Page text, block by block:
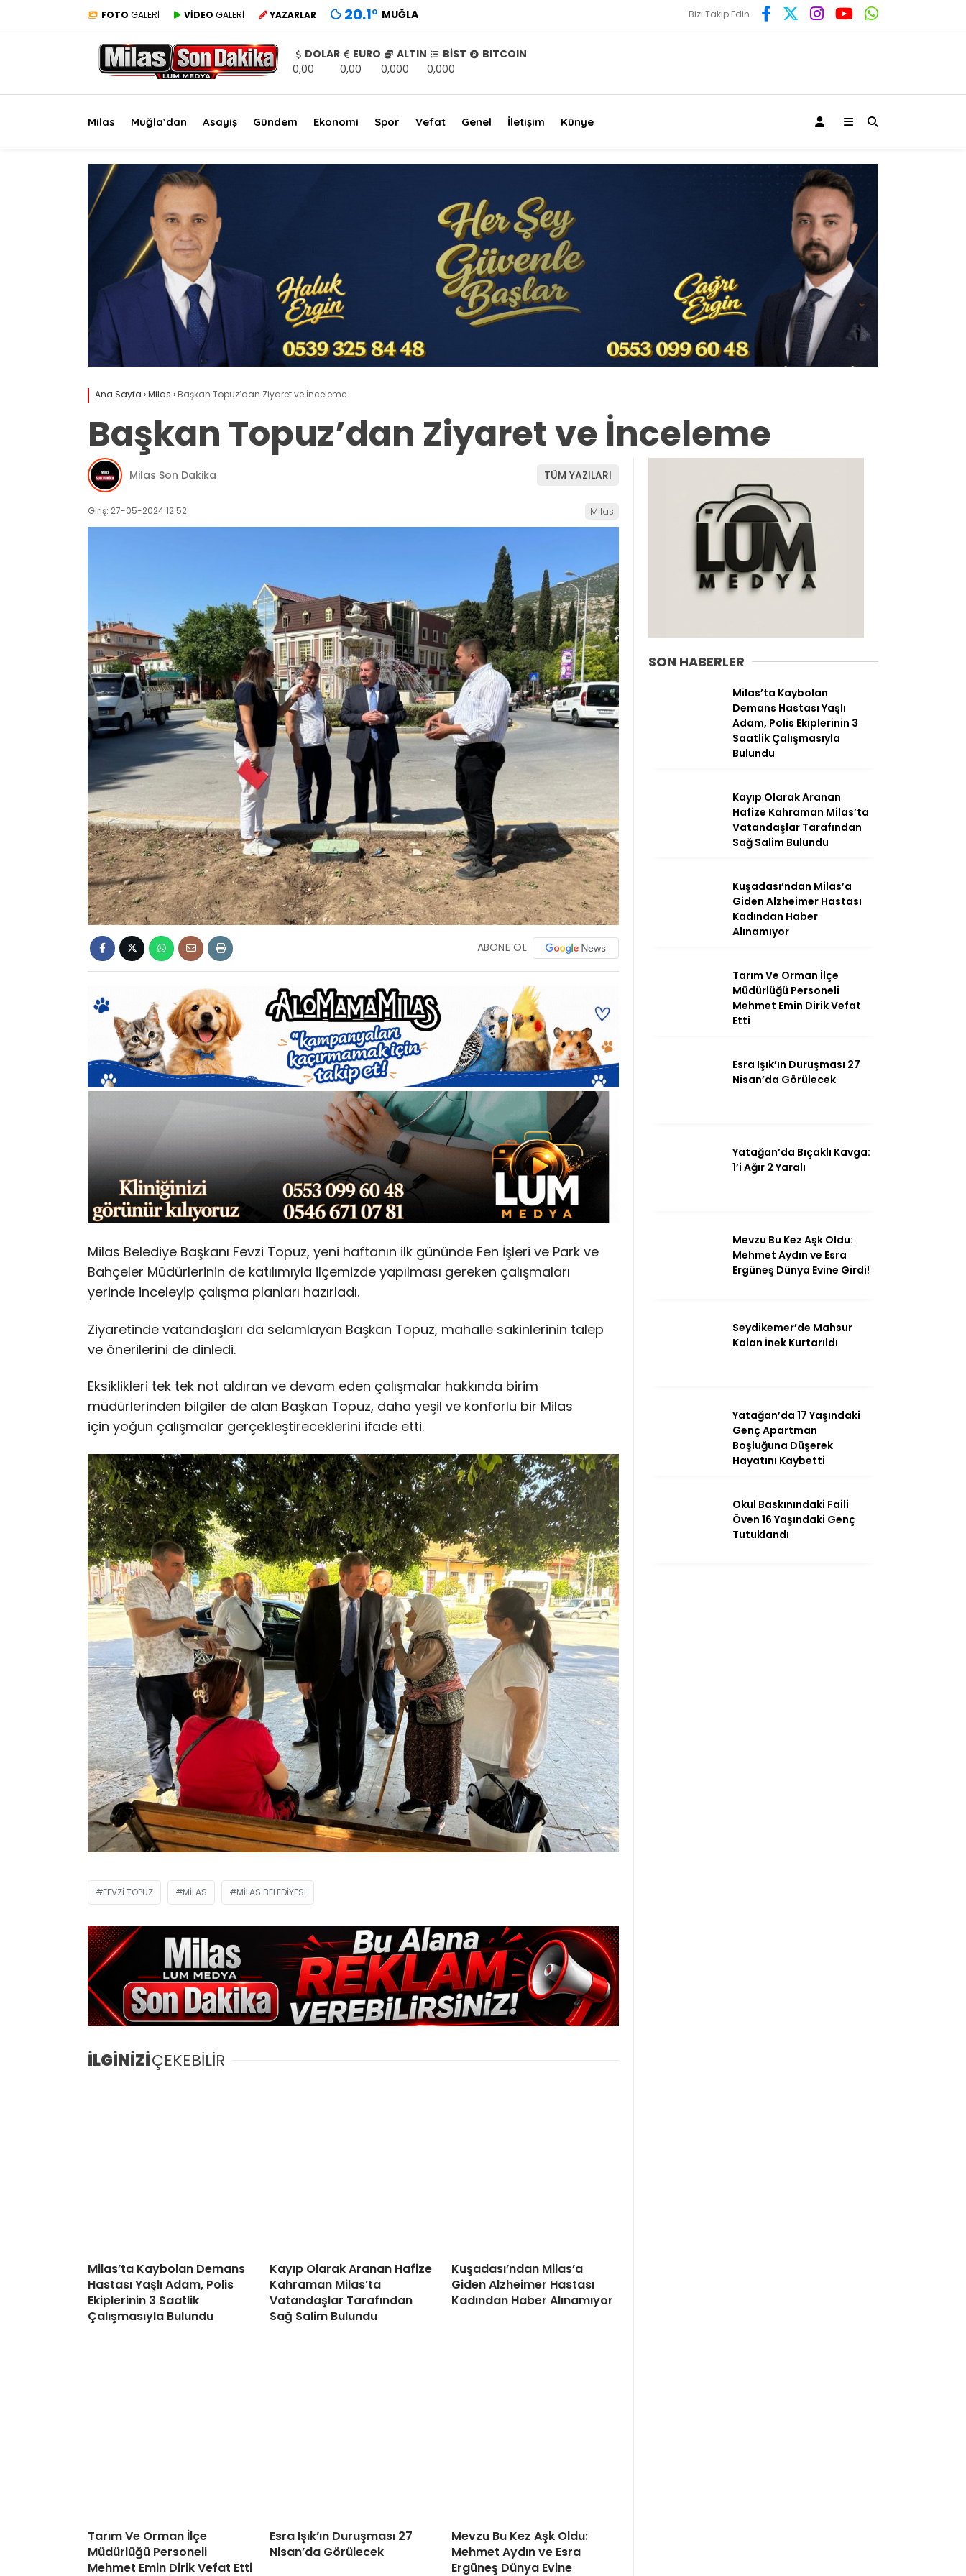
Milas
Spor
Vefat
Genel
İletişim
Youtube
FOTO GALERİ VİDEO GALERİ YAZARLAR 20.1° MUĞLA Bizi Takip Edin
DOLAR
0,00
EURO
0,00
ALTIN
0,000
BİST
0,000
BITCOIN
Milas Muğla’dan Asayiş Gündem Ekonomi Spor Vefat Genel İletişim Künye
Ana Sayfa ›Milas › Başkan Topuz’dan Ziyaret ve İnceleme
Başkan Topuz’dan Ziyaret ve İnceleme
Milas Son Dakika TÜM YAZILARI
Giriş: 27-05-2024 12:52 Milas
ABONE OL
Milas Belediye Başkanı Fevzi Topuz, yeni haftanın ilk gününde Fen İşleri ve Park ve
Bahçeler Müdürlerinin de katılımıyla ilçemizde yapılması gereken çalışmaları
yerinde inceleyip çalışma planları hazırladı.
Ziyaretinde vatandaşları da selamlayan Başkan Topuz, mahalle sakinlerinin talep
ve önerilerini de dinledi.
Eksiklikleri tek tek not aldıran ve devam eden çalışmalar hakkında birim
müdürlerinden bilgiler de alan Başkan Topuz, daha yeşil ve konforlu bir Milas
için yoğun çalışmalar gerçekleştireceklerini ifade etti.
FEVZI TOPUZ MILAS MILAS BELEDIYESI
İLGİNİZİÇEKEBİLİR
Milas’ta Kaybolan Demans
Hastası Yaşlı Adam, Polis
Ekiplerinin 3 Saatlik
Çalışmasıyla Bulundu
Kayıp Olarak Aranan Hafize
Kahraman Milas’ta
Vatandaşlar Tarafından
Sağ Salim Bulundu
Kuşadası’ndan Milas’a
Giden Alzheimer Hastası
Kadından Haber Alınamıyor
Tarım Ve Orman İlçe
Müdürlüğü Personeli
Mehmet Emin Dirik Vefat Etti
Esra Işık’ın Duruşması 27
Nisan’da Görülecek
Mevzu Bu Kez Aşk Oldu:
Mehmet Aydın ve Esra
Ergüneş Dünya Evine
SON HABERLER
Milas’ta Kaybolan
Demans Hastası Yaşlı
Adam, Polis Ekiplerinin 3
Saatlik Çalışmasıyla
Bulundu
Kayıp Olarak Aranan
Hafize Kahraman Milas’ta
Vatandaşlar Tarafından
Sağ Salim Bulundu
Kuşadası’ndan Milas’a
Giden Alzheimer Hastası
Kadından Haber
Alınamıyor
Tarım Ve Orman İlçe
Müdürlüğü Personeli
Mehmet Emin Dirik Vefat
Etti
Esra Işık’ın Duruşması 27
Nisan’da Görülecek
Yatağan’da Bıçaklı Kavga:
1’i Ağır 2 Yaralı
Mevzu Bu Kez Aşk Oldu:
Mehmet Aydın ve Esra
Ergüneş Dünya Evine Girdi!
Seydikemer’de Mahsur
Kalan İnek Kurtarıldı
Yatağan’da 17 Yaşındaki
Genç Apartman
Boşluğuna Düşerek
Hayatını Kaybetti
Okul Baskınındaki Faili
Öven 16 Yaşındaki Genç
Tutuklandı